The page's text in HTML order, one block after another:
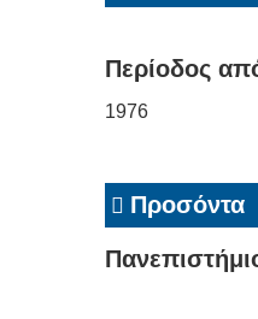
Περίοδος
1976
Προσόντα